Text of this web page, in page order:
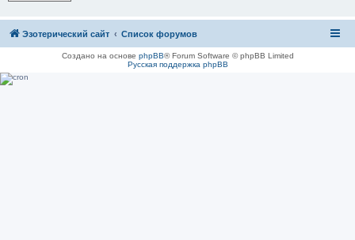
Эзотерический сайт Список форумов
Создано на основе phpBB® Forum Software © phpBB Limited
Русская поддержка phpBB